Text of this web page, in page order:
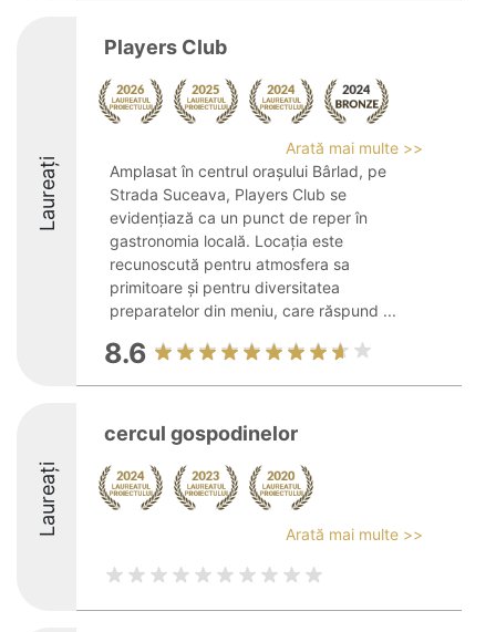
Laureați
Players Club
Arată mai multe >>
Amplasat în centrul orașului Bârlad, pe
Strada Suceava, Players Club se
evidențiază ca un punct de reper în
gastronomia locală. Locația este
recunoscută pentru atmosfera sa
primitoare și pentru diversitatea
preparatelor din meniu, care răspund ...
8.6
Laureați
cercul gospodinelor
Arată mai multe >>